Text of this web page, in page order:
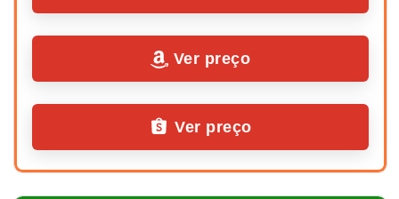
Ver preço
Ver preço